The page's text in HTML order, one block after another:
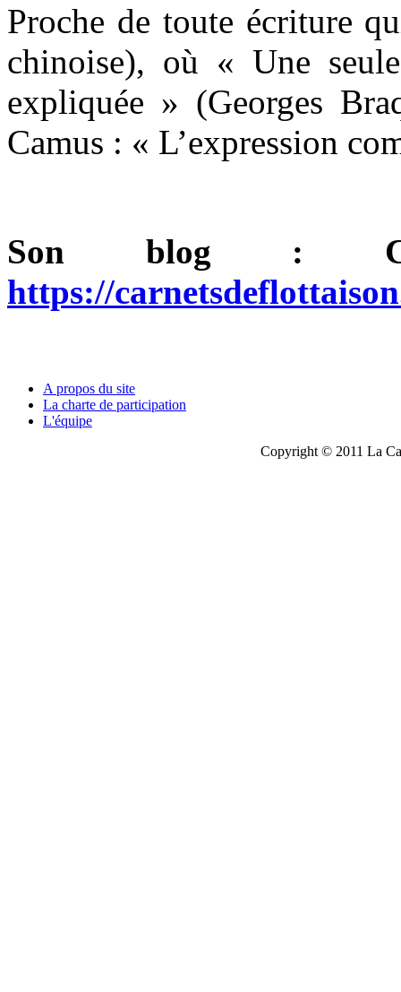
Proche de toute écriture
chinoise), où « Une
expliquée » (Georges
Camus : « L’expression
Son blog :
https://
A propos du site
La charte de participation
L'équipe
Copyright © 2011 La